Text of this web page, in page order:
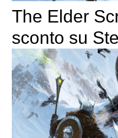
The Elder
sconto su